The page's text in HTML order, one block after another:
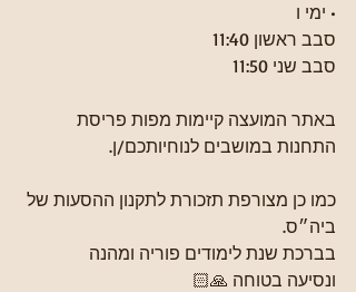
• ⁠ימי ו
סבב ראשון 11:40
סבב שני 11:50
באתר המועצה קיימות מפות פריסת
התחנות במושבים לנוחיותכם/ן.
כמו כן מצורפת תזכורת לתקנון ההסעות של
ביה״ס.
בברכת שנת לימודים פוריה ומהנה
ונסיעה בטוחה 🙏🏻